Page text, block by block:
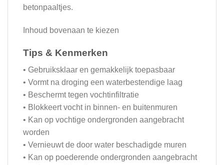
betonpaaltjes.
Inhoud bovenaan te kiezen
Tips & Kenmerken
• Gebruiksklaar en gemakkelijk toepasbaar
• Vormt na droging een waterbestendige laag
• Beschermt tegen vochtinfiltratie
• Blokkeert vocht in binnen- en buitenmuren
• Kan op vochtige ondergronden aangebracht
worden
• Vernieuwt de door water beschadigde muren
• Kan op poederende ondergronden aangebracht